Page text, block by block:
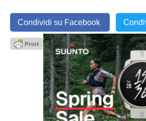
Condividi su Facebook